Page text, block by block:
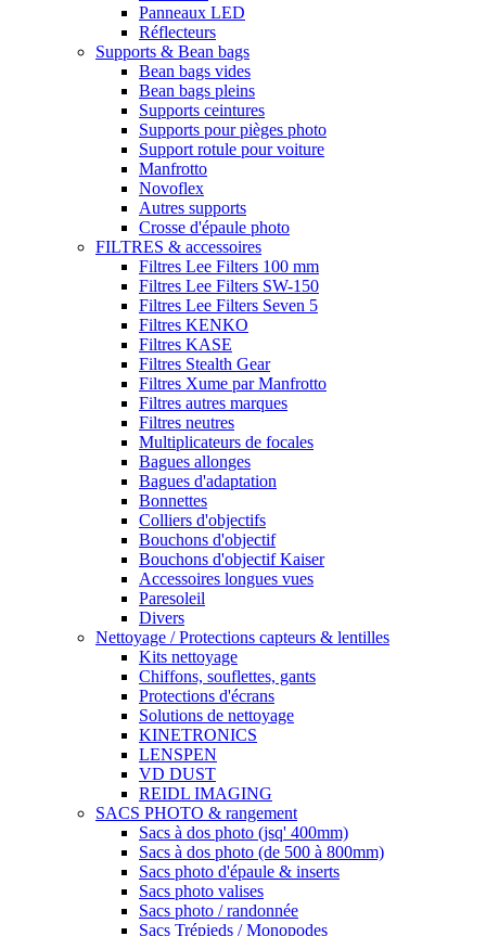
Panneaux LED
Réflecteurs
Supports & Bean bags
Bean bags vides
Bean bags pleins
Supports ceintures
Supports pour pièges photo
Support rotule pour voiture
Manfrotto
Novoflex
Autres supports
Crosse d'épaule photo
FILTRES & accessoires
Filtres Lee Filters 100 mm
Filtres Lee Filters SW-150
Filtres Lee Filters Seven 5
Filtres KENKO
Filtres KASE
Filtres Stealth Gear
Filtres Xume par Manfrotto
Filtres autres marques
Filtres neutres
Multiplicateurs de focales
Bagues allonges
Bagues d'adaptation
Bonnettes
Colliers d'objectifs
Bouchons d'objectif
Bouchons d'objectif Kaiser
Accessoires longues vues
Paresoleil
Divers
Nettoyage / Protections capteurs & lentilles
Kits nettoyage
Chiffons, souflettes, gants
Protections d'écrans
Solutions de nettoyage
KINETRONICS
LENSPEN
VD DUST
REIDL IMAGING
SACS PHOTO & rangement
Sacs à dos photo (jsq' 400mm)
Sacs à dos photo (de 500 à 800mm)
Sacs photo d'épaule & inserts
Sacs photo valises
Sacs photo / randonnée
Sacs Trépieds / Monopodes